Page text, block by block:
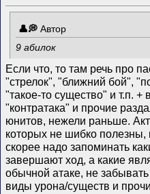
Автор
9 абилок
Если что, то там речь про
"стрелок", "ближний бой",
"такое-то существо" и т.п. +
"контратака" и прочие
юнитов, нежели раньше.
которых не шибко полезны,
скорее надо запоминать
завершают ход, а какие
обычной атаке, не
виды урона/существ и